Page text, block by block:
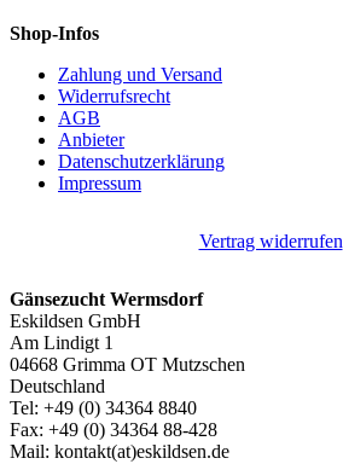
Shop-Infos
Zahlung und Versand
Widerrufsrecht
AGB
Anbieter
Datenschutzerklärung
Impressum
Vertrag widerrufen
Gänsezucht Wermsdorf
Eskildsen GmbH
Am Lindigt 1
04668 Grimma OT Mutzschen
Deutschland
Tel: +49 (0) 34364 8840
Fax: +49 (0) 34364 88-428
Mail: kontakt(at)eskildsen.de